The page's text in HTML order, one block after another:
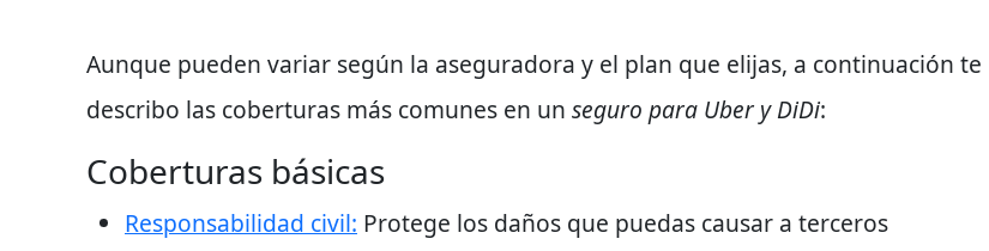
Aunque pueden variar según la aseguradora y el plan que elijas, a continuación te
describo las coberturas más comunes en un seguro para Uber y DiDi:
Coberturas básicas
Responsabilidad civil: Protege los daños que puedas causar a terceros